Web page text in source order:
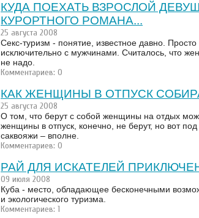
КУДА ПОЕХАТЬ ВЗРОСЛОЙ
КУРОРТНОГО РОМАНА...
25 августа 2008
Секс-туризм - понятие, известное давно.
исключительно с мужчинами. Считалось, что
не надо.
Комментариев: 0
КАК ЖЕНЩИНЫ В ОТПУСК
25 августа 2008
О том, что берут с собой женщины на отдых
женщины в отпуск, конечно, не берут, но вот
саквояжи – вполне.
Комментариев: 0
РАЙ ДЛЯ ИСКАТЕЛЕЙ
09 июля 2008
Куба - место, обладающее бесконечными
и экологического туризма.
Комментариев: 1